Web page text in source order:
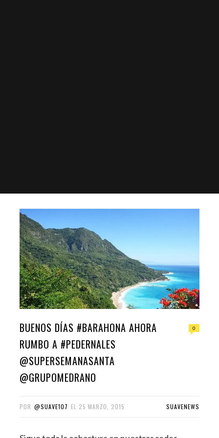
BUENOS DÍAS #BARAHONA AHORA
RUMBO A #PEDERNALES
@SUPERSEMANASANTA
@GRUPOMEDRANO
0
POR @SUAVE107 EL 25 MARZO, 2015 SUAVENEWS